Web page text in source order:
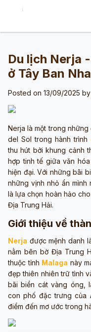
Du lịch Nerja
ở Tây Ban Nha
Posted on 13/09/2025 by
Nerja là một trong
del Sol trong hành trình
thu hút bởi khung cảnh
hợp tinh tế giữa văn
hiện đại. Với những bãi
những vịnh nhỏ ẩn
là lựa chọn hoàn hảo
Địa Trung Hải.
Giới thiệu về
Nerja được mệnh danh
nằm bên bờ Địa Trung
thuộc tỉnh Malaga này
đẹp thiên nhiên trữ tình
bãi biển cát vàng óng,
con phố đặc trưng của
điểm đến mơ ước trong